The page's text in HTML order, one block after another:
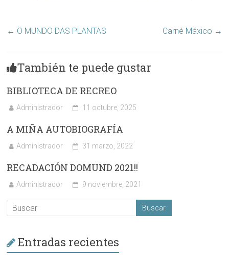
← O MUNDO DAS PLANTAS Carné Máxico →
También te puede gustar
BIBLIOTECA DE RECREO
Administrador 11 octubre, 2025
A MIÑA AUTOBIOGRAFÍA
Administrador 31 marzo, 2022
RECADACIÓN DOMUND 2021!!
Administrador 9 noviembre, 2021
Entradas recientes